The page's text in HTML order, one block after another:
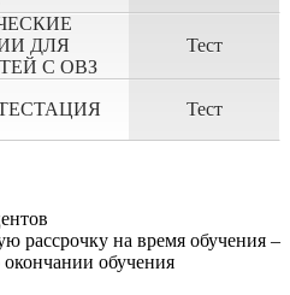
ДЛЯ
С ОВЗ
Тест
Тест
рассрочку на время обучения –
обучения